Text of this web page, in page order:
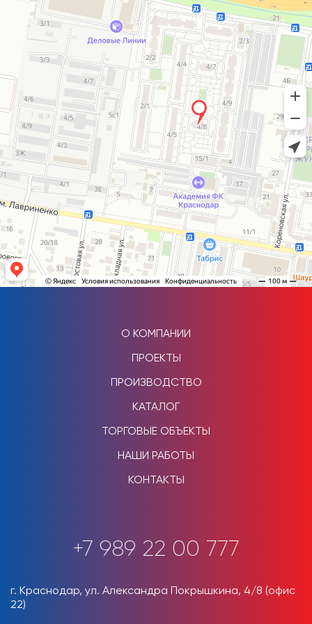
О КОМПАНИИ
ПРОЕКТЫ
ПРОИЗВОДСТВО
КАТАЛОГ
ТОРГОВЫЕ ОБЪЕКТЫ
НАШИ РАБОТЫ
КОНТАКТЫ
+7 989 22 00 777
г. Краснодар, ул. Александра Покрышкина, 4/8 (офис
22)